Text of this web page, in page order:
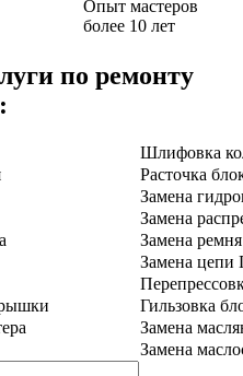
Опыт мастеров
более 10 лет
по ремонту
:
Шлифовка
Расточка
Замена
Замена
Замена
Замена
Гильзовка
Замена
Замена